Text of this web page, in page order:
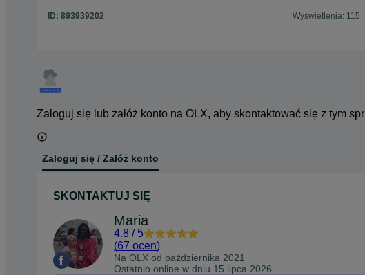
ID: 893939202 Wyświetlenia: 115
Zaloguj się lub załóż konto na OLX, aby skontaktować się z tym
Zaloguj się / Załóż konto
SKONTAKTUJ SIĘ
Maria
4.8 / 5
(67 ocen)
Na OLX od października 2021
Ostatnio online w dniu 15 lipca 2026